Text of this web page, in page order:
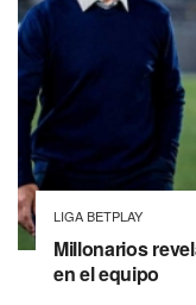
LIGA BETPLAY
Millonarios
en el equipo